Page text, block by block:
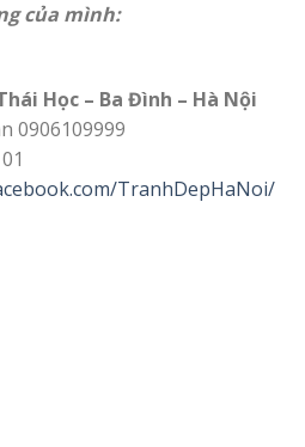
của mình:
Học – Ba Đình – Hà Nội
0906109999
TranhDepHaNoi/